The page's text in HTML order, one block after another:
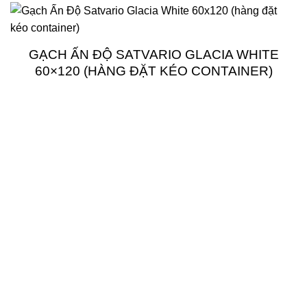
GẠCH ẤN ĐỘ SATVARIO GLACIA WHITE
60×120 (HÀNG ĐẶT KÉO CONTAINER)